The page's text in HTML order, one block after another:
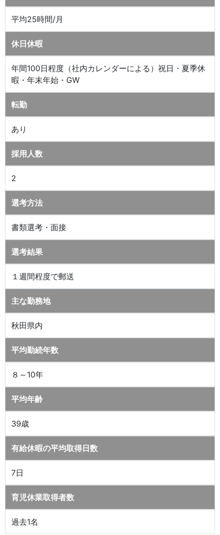
平均25時間/月
休日休暇
年間100日程度（社内カレンダーによる）祝日・夏季休
暇・年末年始・GW
転勤
あり
採用人数
2
選考方法
書類選考・面接
選考結果
１週間程度で郵送
主な勤務地
秋田県内
平均勤続年数
８～10年
平均年齢
39歳
有給休暇の平均取得日数
7日
育児休業取得者数
過去1名